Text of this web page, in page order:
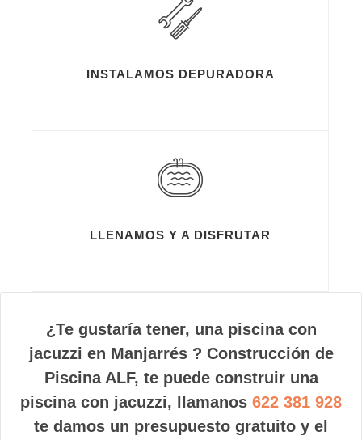
INSTALAMOS DEPURADORA
LLENAMOS Y A DISFRUTAR
¿Te gustaría tener, una piscina con
jacuzzi en Manjarrés ? Construcción de
Piscina ALF, te puede construir una
piscina con jacuzzi, llamanos 622 381 928
te damos un presupuesto gratuito y el